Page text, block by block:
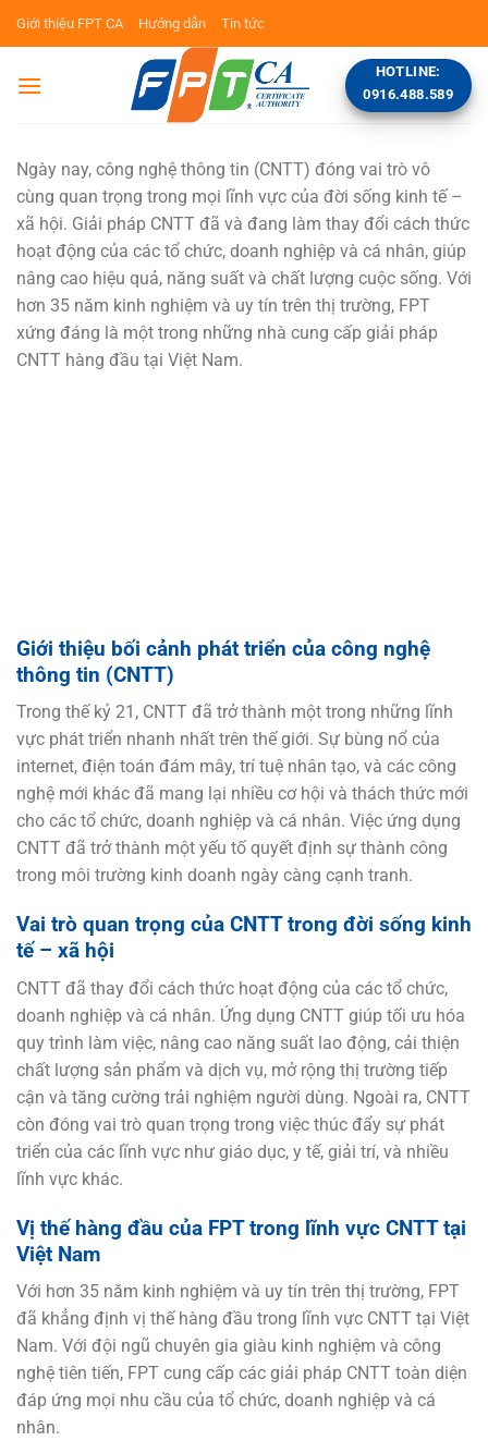
Bỏ
dung
Giới thiệu FPT CA Hướng dẫn Tin tức
HOTLINE:
0916.488.589
Ngày nay, công nghệ thông tin (CNTT) đóng vai trò vô
cùng quan trọng trong mọi lĩnh vực của đời sống kinh tế –
xã hội. Giải pháp CNTT đã và đang làm thay đổi cách thức
hoạt động của các tổ chức, doanh nghiệp và cá nhân, giúp
nâng cao hiệu quả, năng suất và chất lượng cuộc sống. Với
hơn 35 năm kinh nghiệm và uy tín trên thị trường, FPT
xứng đáng là một trong những nhà cung cấp giải pháp
CNTT hàng đầu tại Việt Nam.
Giới thiệu bối cảnh phát triển của công nghệ
thông tin (CNTT)
Trong thế kỷ 21, CNTT đã trở thành một trong những lĩnh
vực phát triển nhanh nhất trên thế giới. Sự bùng nổ của
internet, điện toán đám mây, trí tuệ nhân tạo, và các công
nghệ mới khác đã mang lại nhiều cơ hội và thách thức mới
cho các tổ chức, doanh nghiệp và cá nhân. Việc ứng dụng
CNTT đã trở thành một yếu tố quyết định sự thành công
trong môi trường kinh doanh ngày càng cạnh tranh.
Vai trò quan trọng của CNTT trong đời sống kinh
tế – xã hội
CNTT đã thay đổi cách thức hoạt động của các tổ chức,
doanh nghiệp và cá nhân. Ứng dụng CNTT giúp tối ưu hóa
quy trình làm việc, nâng cao năng suất lao động, cải thiện
chất lượng sản phẩm và dịch vụ, mở rộng thị trường tiếp
cận và tăng cường trải nghiệm người dùng. Ngoài ra, CNTT
còn đóng vai trò quan trọng trong việc thúc đẩy sự phát
triển của các lĩnh vực như giáo dục, y tế, giải trí, và nhiều
lĩnh vực khác.
Vị thế hàng đầu của FPT trong lĩnh vực CNTT tại
Việt Nam
Với hơn 35 năm kinh nghiệm và uy tín trên thị trường, FPT
đã khẳng định vị thế hàng đầu trong lĩnh vực CNTT tại Việt
Nam. Với đội ngũ chuyên gia giàu kinh nghiệm và công
nghệ tiên tiến, FPT cung cấp các giải pháp CNTT toàn diện
đáp ứng mọi nhu cầu của tổ chức, doanh nghiệp và cá
nhân.